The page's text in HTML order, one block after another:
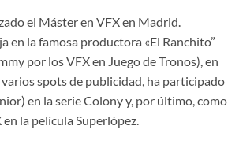
el Máster en VFX en Madrid.
en la famosa productora «El Ranchito”
por los VFX en Juego de Tronos), en
varios spots de publicidad, ha participado
en la serie Colony y, por último, como
la película Superlópez.